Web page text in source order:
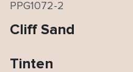
PPG1072-2
Cliff Sand
Tinten